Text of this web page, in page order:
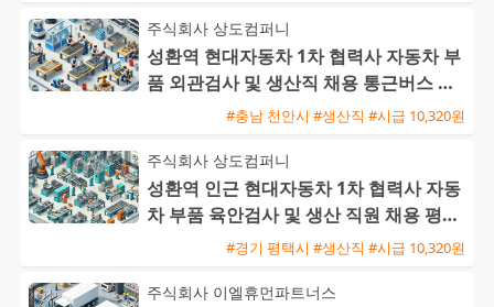
주식회사 상도컴퍼니
성환역 현대자동차 1차 협력사 자동차 부
품 외관검사 및 생산직 채용 통근버스 운
#충남 천안시 #생산직 #시급 10,320원
주식회사 상도컴퍼니
성환역 인근 현대자동차 1차 협력사 자동
차 부품 육안검사 및 생산 직원 채용 평택
통근버스 운행#경기 평택시 #생산직 #시급 10,320원
주식회사 이엘휴먼파트너스